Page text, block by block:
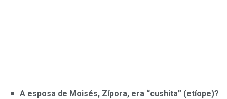
A esposa de Moisés, Zípora, era “cushita” (etíope)?